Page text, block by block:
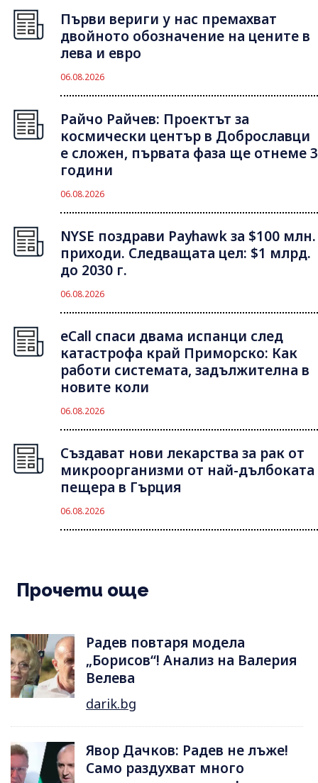
Първи вериги у нас премахват
двойното обозначение на цените в
лева и евро
06.08.2026
Райчо Райчев: Проектът за
космически център в Доброславци
е сложен, първата фаза ще отнеме 3
години
06.08.2026
NYSE поздрави Payhawk за $100 млн.
приходи. Следващата цел: $1 млрд.
до 2030 г.
06.08.2026
eCall спаси двама испанци след
катастрофа край Приморско: Как
работи системата, задължителна в
новите коли
06.08.2026
Създават нови лекарства за рак от
микроорганизми от най-дълбоката
пещера в Гърция
06.08.2026
Прочети още
Радев повтаря модела
„Борисов“! Анализ на Валерия
Велева
darik.bg
Явор Дачков: Радев не лъже!
Само раздухват много